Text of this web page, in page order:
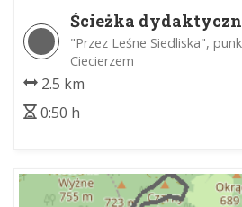
Ścieżka
SIEDLISKA"
"Przez Leśne Siedliska",
Ciecierzem
2.5 km
0:50 h